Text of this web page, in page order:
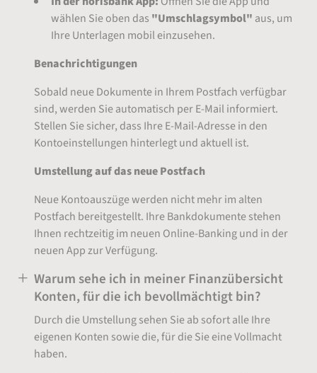
wählen Sie oben das "Umschlagsymbol" aus, um
Ihre Unterlagen mobil einzusehen.
Benachrichtigungen
Sobald neue Dokumente in Ihrem Postfach verfügbar
sind, werden Sie automatisch per E-Mail informiert.
Stellen Sie sicher, dass Ihre E-Mail-Adresse in den
Kontoeinstellungen hinterlegt und aktuell ist.
Umstellung auf das neue Postfach
Neue Kontoauszüge werden nicht mehr im alten
Postfach bereitgestellt. Ihre Bankdokumente stehen
Ihnen rechtzeitig im neuen Online-Banking und in der
neuen App zur Verfügung.
Warum sehe ich in meiner Finanzübersicht
Konten, für die ich bevollmächtigt bin?
Durch die Umstellung sehen Sie ab sofort alle Ihre
eigenen Konten sowie die, für die Sie eine Vollmacht
haben.